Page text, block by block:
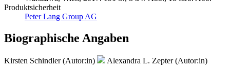
Produktsicherheit
Peter Lang Group AG
Biographische Angaben
Kirsten Schindler (Autor:in)
Alexandra L. Zepter (Autor:in)